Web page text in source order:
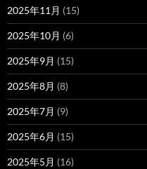
2025年11月 (15)
2025年10月 (6)
2025年9月 (15)
2025年8月 (8)
2025年7月 (9)
2025年6月 (15)
2025年5月 (16)